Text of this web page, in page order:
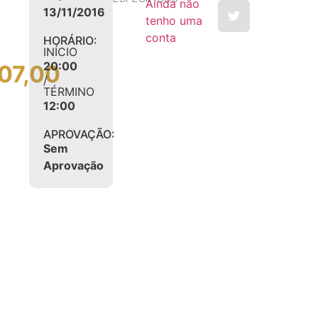
13/11/2016
HORÁRIO:
INÍCIO
20:00
/
TÉRMINO
12:00
APROVAÇÃO:
Sem
Aprovação
Ainda não
tenho uma
conta